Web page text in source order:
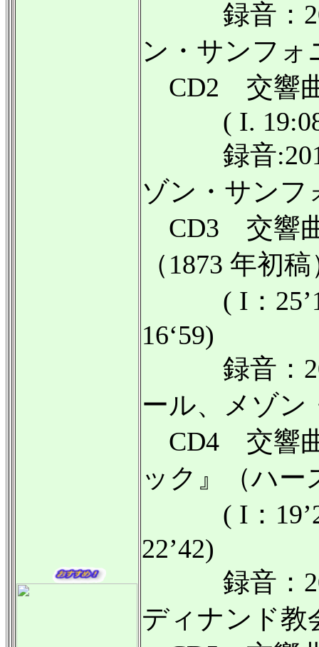
録音：
ン・サンフォ
CD2 交響曲
( I. 19:08/
録音:2015
ゾン・サンフ
CD3 交響曲
（1873 年初
( I：25’11/
16‘59)
録音：
ール、メゾン
CD4 交響曲
ック』（ハー
( I：19’29/
22’42)
録音：
ディナンド教